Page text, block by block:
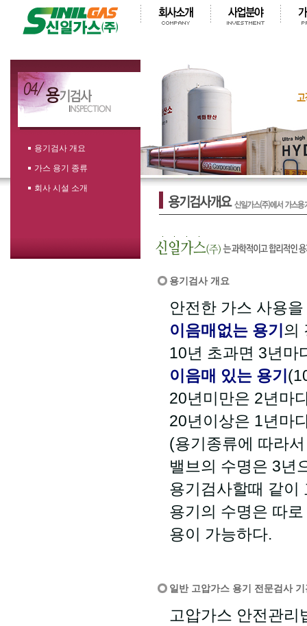
용기검사 개요
가스 용기 종류
회사 시설 소개
용기검사 개요
안전한 가스 사용
이음매없는 용기 의
10년 초과면 3년마
이음매 있는 용기
20년미만은 2년마
20년이상은 1년마
(용기종류에 따라
밸브의 수명은 3년
용기검사할때 같이
용기의 수명은 따
용이 가능하다.
일반 고압가스 용기 전문검사 기
고압가스 안전관리